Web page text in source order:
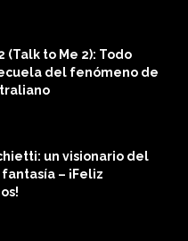
(Talk to Me 2): Todo
del fenómeno de
un visionario del
– ¡Feliz